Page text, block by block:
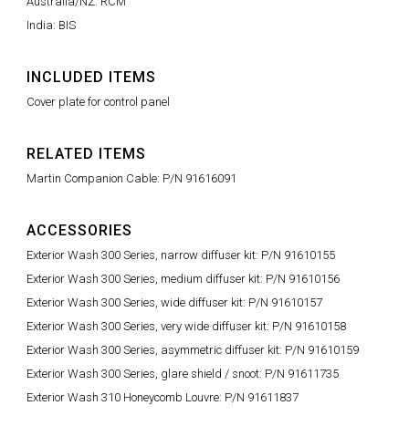
India: BIS
INCLUDED ITEMS
Cover plate for control panel
RELATED ITEMS
Martin Companion Cable: P/N 91616091
ACCESSORIES
Exterior Wash 300 Series, narrow diffuser kit: P/N 91610155
Exterior Wash 300 Series, medium diffuser kit: P/N 91610156
Exterior Wash 300 Series, wide diffuser kit: P/N 91610157
Exterior Wash 300 Series, very wide diffuser kit: P/N 91610158
Exterior Wash 300 Series, asymmetric diffuser kit: P/N 91610159
Exterior Wash 300 Series, glare shield / snoot: P/N 91611735
Exterior Wash 310 Honeycomb Louvre: P/N 91611837